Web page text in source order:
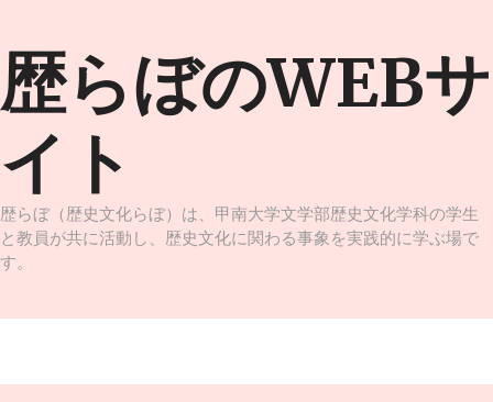
テ
ン
ツ
ッ
プ
歴らぼのWEBサ
イト
歴らぼ（歴史文化らぼ）は、甲南大学文学部歴史文化学科の学生
と教員が共に活動し、歴史文化に関わる事象を実践的に学ぶ場で
す。